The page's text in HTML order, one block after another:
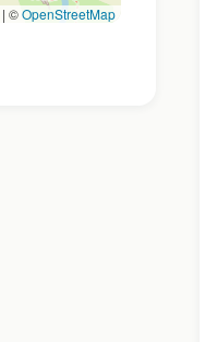
| ©OpenStreetMap